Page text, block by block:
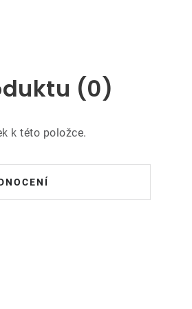
(0)
k této položce.